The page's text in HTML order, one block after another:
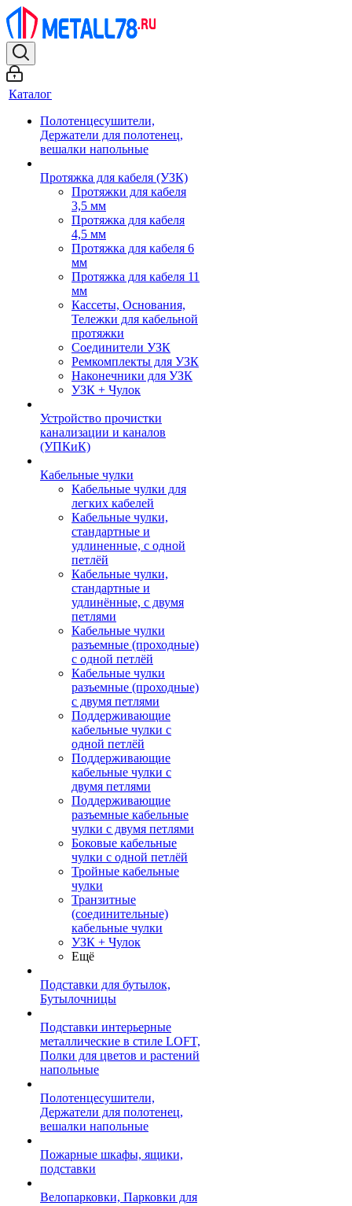
Каталог
Полотенцесушители,
Держатели для полотенец,
вешалки напольные
Протяжка для кабеля (УЗК)
Протяжки для кабеля
3,5 мм
Протяжка для кабеля
4,5 мм
Протяжка для кабеля 6
мм
Протяжка для кабеля 11
мм
Кассеты, Основания,
Тележки для кабельной
протяжки
Соединители УЗК
Ремкомплекты для УЗК
Наконечники для УЗК
УЗК + Чулок
Устройство прочистки
канализации и каналов
(УПКиК)
Кабельные чулки
Кабельные чулки для
легких кабелей
Кабельные чулки,
стандартные и
удлиненные, с одной
петлёй
Кабельные чулки,
стандартные и
удлинённые, с двумя
петлями
Кабельные чулки
разъемные (проходные)
с одной петлёй
Кабельные чулки
разъемные (проходные)
с двумя петлями
Поддерживающие
кабельные чулки с
одной петлёй
Поддерживающие
кабельные чулки с
двумя петлями
Поддерживающие
разъемные кабельные
чулки с двумя петлями
Боковые кабельные
чулки с одной петлёй
Тройные кабельные
чулки
Транзитные
(соединительные)
кабельные чулки
УЗК + Чулок
Ещё
Подставки для бутылок,
Бутылочницы
Подставки интерьерные
металлические в стиле LOFT,
Полки для цветов и растений
напольные
Полотенцесушители,
Держатели для полотенец,
вешалки напольные
Пожарные шкафы, ящики,
подставки
Велопарковки, Парковки для